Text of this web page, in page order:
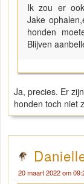
Ik zou er
Jake
honden
Blijven
Ja, precies. Er
honden toch niet
20 maart 2022 om